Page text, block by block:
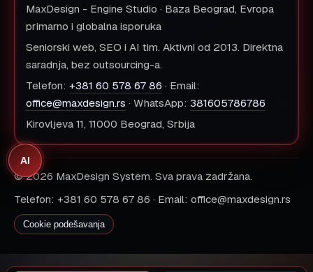
MaxDesign - Engine Studio · Baza Beograd, Evropa
primarno i globalna isporuka
Seniorski web, SEO i AI tim. Aktivni od 2013. Direktna
saradnja, bez outsourcing-a.
Telefon: +381 60 578 67 86 · Email:
office@maxdesign.rs · WhatsApp: 381605786786
Kirovljeva 11, 11000 Beograd, Srbija
© 2026 MaxDesign System. Sva prava zadržana.
Telefon: +381 60 578 67 86 · Email: office@maxdesign.rs
Cookie podešavanja
AI